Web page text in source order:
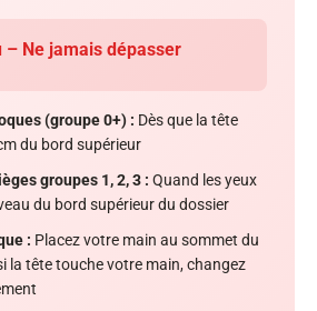
– Ne jamais dépasser
(groupe 0+) : Dès que la tête
du bord supérieur
groupes 1, 2, 3 : Quand les yeux
du bord supérieur du dossier
: Placez votre main au sommet du
la tête touche votre main, changez